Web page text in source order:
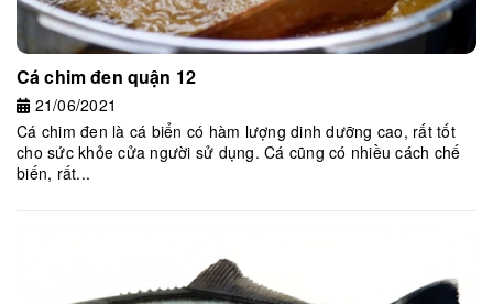
Cá chim đen quận 12
21/06/2021
Cá chim đen là cá biển có hàm lượng dinh dưỡng cao, rất tốt
cho sức khỏe cửa người sử dụng. Cá cũng có nhiều cách chế
biến, rất...